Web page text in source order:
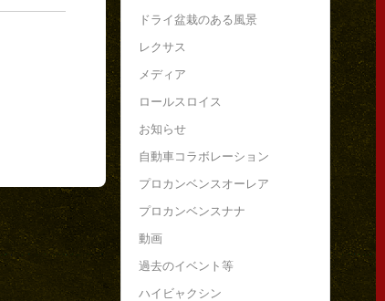
ドライ盆栽のある風景
レクサス
メディア
ロールスロイス
お知らせ
自動車コラボレーション
プロカンベンスオーレア
プロカンベンスナナ
動画
過去のイベント等
ハイビャクシン